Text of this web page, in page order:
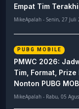
Empat Tim
MikeApalah - Senin, 27 Juli
PUBG MOBILE
PMWC 2026:
Tim, Format,
Nonton PUBG
MikeApalah - Rabu, 05